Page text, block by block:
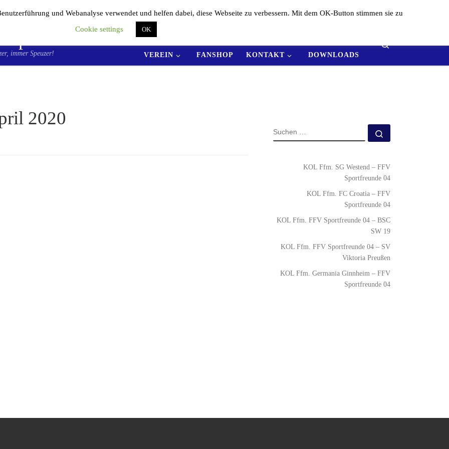
Sportfreunde 04
immer Speuzer!
AKTUELLES
VEREIN FANSHOP KONTAKT DOWNLOADS
2020
KOL Ffm. SG Westend – FFV
Sportfreunde 04
KOL Ffm. FC Croatia – FFV
Sportfreunde 04
KOL Ffm. FFV Sportfreunde 04 – BSC
SW 19
KOL Ffm. FFV Sportfreunde 04 – SV
Viktoria Preußen
KOL Ffm. Germania Ginnheim – FFV
Sportfreunde 04
und Webanalyse verwendet und helfen dabei, diese Webseite zu verbessern. Mit dem OK-Button stimmen sie zu
Cookie settings
OK